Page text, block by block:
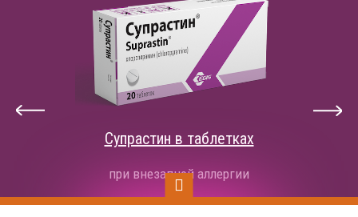
Супрастин в таблетках
при внезапной аллергии